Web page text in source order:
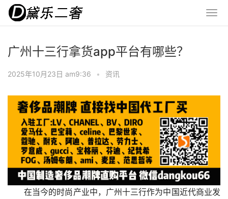
广州十三行拿货app平台有哪些？
2025年10月23日 am9:36 • 资讯
在当今的时尚产业中，广州十三行作为中国近代商业发